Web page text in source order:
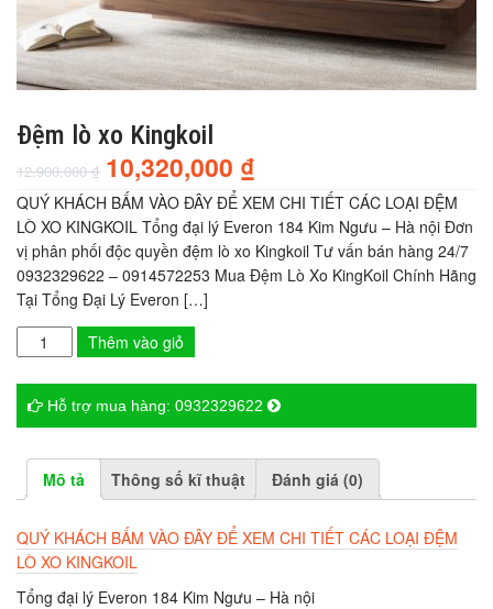
Đệm lò xo Kingkoil
12,900,000₫ 10,320,000 ₫
QUÝ KHÁCH BẤM VÀO ĐÂY ĐỂ XEM CHI TIẾT CÁC LOẠI ĐỆM
LÒ XO KINGKOIL Tổng đại lý Everon 184 Kim Ngưu – Hà nội Đơn
vị phân phối độc quyền đệm lò xo Kingkoil Tư vấn bán hàng 24/7
0932329622 – 0914572253 Mua Đệm Lò Xo KingKoil Chính Hãng
Tại Tổng Đại Lý Everon […]
Thêm vào giỏ
Hỗ trợ mua hàng: 0932329622
Mô tả Thông số kĩ thuật Đánh giá (0)
QUÝ KHÁCH BẤM VÀO ĐÂY ĐỂ XEM CHI TIẾT CÁC LOẠI ĐỆM
LÒ XO KINGKOIL
Tổng đại lý Everon 184 Kim Ngưu – Hà nội